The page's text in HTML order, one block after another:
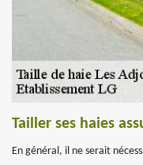
Tailler ses haies
En général, il ne serait